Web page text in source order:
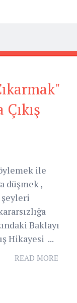
ile
düşmek ,
şeyleri
Baklayı
Hikayesi ...
READ MORE